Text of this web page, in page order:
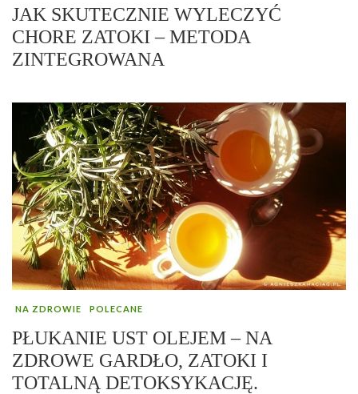
JAK SKUTECZNIE WYLECZYĆ
CHORE ZATOKI – METODA
ZINTEGROWANA
NA ZDROWIE POLECANE
PŁUKANIE UST OLEJEM – NA
ZDROWE GARDŁO, ZATOKI I
TOTALNĄ DETOKSYKACJĘ.